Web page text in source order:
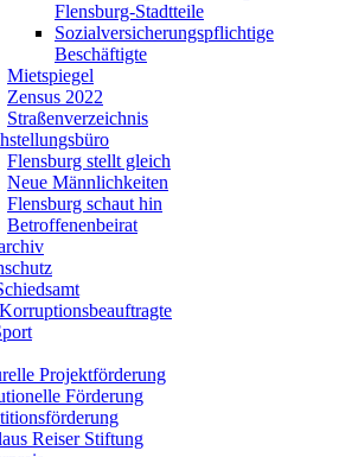
Flensburg-Stadtteile
Sozialversicherungspflichtige
Beschäftigte
Mietspiegel
Zensus 2022
Straßenverzeichnis
Flensburg stellt gleich
Neue Männlichkeiten
Flensburg schaut hin
Betroffenenbeirat
Projektförderung
Förderung
Reiser Stiftung